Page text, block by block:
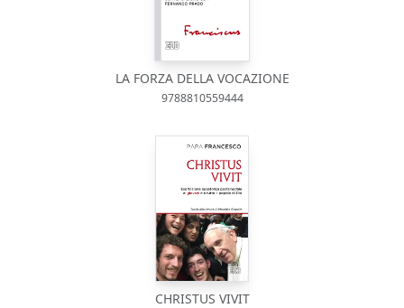
LA FORZA DELLA VOCAZIONE
9788810559444
CHRISTUS VIVIT